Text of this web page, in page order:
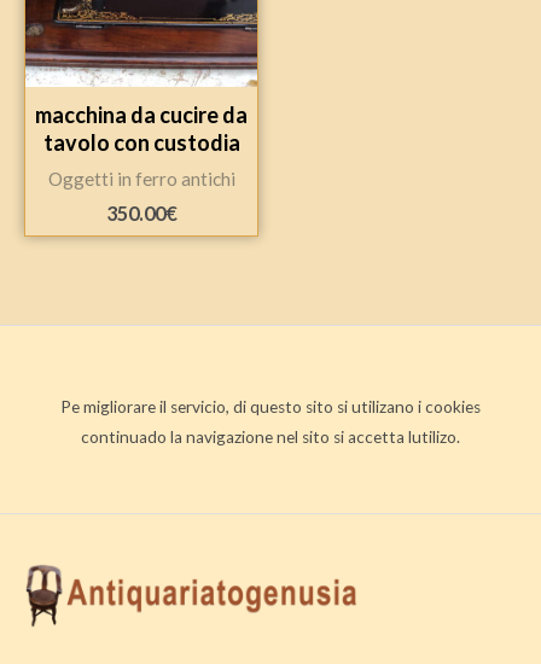
macchina da cucire da
tavolo con custodia
Oggetti in ferro antichi
350.00€
Pe migliorare il servicio, di questo sito si utilizano i cookies
continuado la navigazione nel sito si accetta lutilizo.